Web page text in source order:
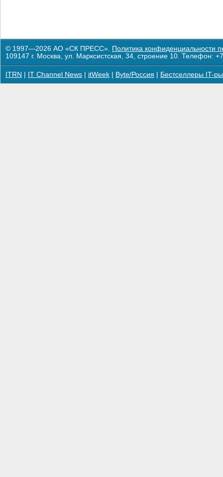
© 1997—2026 АО «СК ПРЕСС». Политика конфиденциальности
109147 г. Москва, ул. Марксистская, 34, строение 10. Телефон:
ITRN IT Channel News itWeek Byte/Россия Бестселлеры IT-